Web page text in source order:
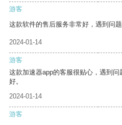
游客
这款软件的售后服务非常好，遇到问题
2024-01-14
游客
这款加速器app的客服很贴心，遇到
好。
2024-01-14
游客